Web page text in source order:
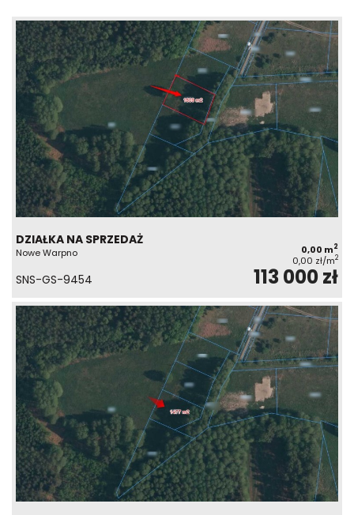
DZIAŁKA NA SPRZEDAŻ
Nowe Warpno 0,00 m2
0,00 zł/m2
SNS-GS-9454 113 000 zł